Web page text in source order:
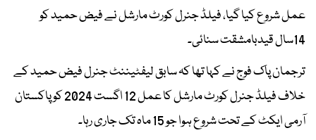
عمل شروع کیا گیا، فیلڈ جنرل کورٹ مارشل نے فیض حمید کو
14سال قیدبامشقت سنائی۔
ترجمان پاک فوج نے کہا تھا کہ سابق لیفٹیننٹ جنرل فیض حمید کے
خلاف فیلڈ جنرل کورٹ مارشل کا عمل 12 اگست 2024 کو پاکستان
آرمی ایکٹ کے تحت شروع ہوا جو 15 ماہ تک جاری رہا۔